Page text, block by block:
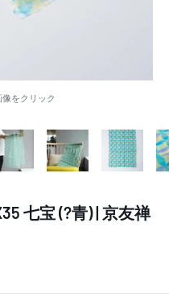
をクリック
七宝 (?青) | 京友禅